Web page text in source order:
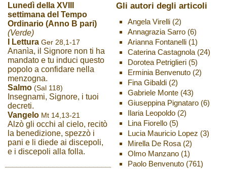
Lunedì della XVIII
settimana del Tempo
Ordinario (Anno B pari)
(Verde)
I Lettura Ger 28,1-17
Ananìa, il Signore non ti ha
mandato e tu induci questo
popolo a confidare nella
menzogna.
Salmo (Sal 118)
Insegnami, Signore, i tuoi
decreti.
Vangelo Mt 14,13-21
Alzò gli occhi al cielo, recitò
la benedizione, spezzò i
pani e li diede ai discepoli,
e i discepoli alla folla.
Gli autori degli articoli
Angela Virelli(2)
Annagrazia Sarro(6)
Arianna Fontanelli(1)
Caterina Castagnola(24)
Dorotea Petriglieri(5)
Erminia Benvenuto(2)
Fina Gibaldi(2)
Gabriele Monte(43)
Giuseppina Pignataro(6)
Ilaria Leopoldo(2)
Lina Fiorello(5)
Lucia Mauricio Lopez (3)
Mirella De Rosa(2)
Olmo Manzano(1)
Paolo Benvenuto(761)